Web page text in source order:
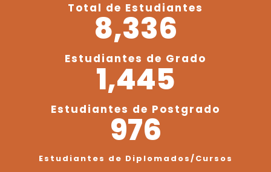
Total de Estudiantes
Estudiantes de Grado
8,336
Estudiantes de Postgrado
1,445
Estudiantes de Diplomados/Cursos
976